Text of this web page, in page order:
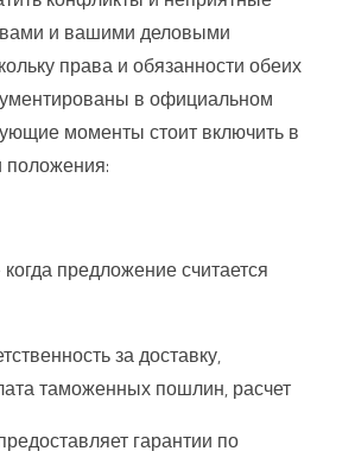
и вашими деловыми
права и обязанности обеих
в официальном
моменты стоит включить в
предложение считается
за доставку,
таможенных пошлин, расчет
гарантии по